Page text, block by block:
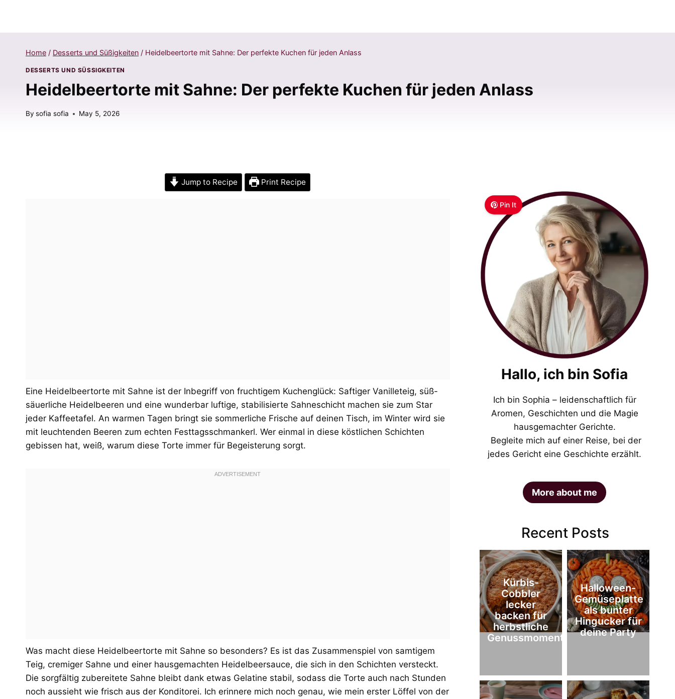
Home / Desserts und Süßigkeiten / Heidelbeertorte mit Sahne: Der perfekte Kuchen für jeden Anlass
DESSERTS UND SÜSSIGKEITEN
Heidelbeertorte mit Sahne: Der perfekte Kuchen für jeden Anlass
By sofia sofia May 5, 2026
Jump to Recipe Print Recipe
Eine Heidelbeertorte mit Sahne ist der Inbegriff von fruchtigem Kuchenglück: Saftiger Vanilleteig, süß-
säuerliche Heidelbeeren und eine wunderbar luftige, stabilisierte Sahneschicht machen sie zum Star
jeder Kaffeetafel. An warmen Tagen bringt sie sommerliche Frische auf deinen Tisch, im Winter wird sie
mit leuchtenden Beeren zum echten Festtagsschmankerl. Wer einmal in diese köstlichen Schichten
gebissen hat, weiß, warum diese Torte immer für Begeisterung sorgt.
Was macht diese Heidelbeertorte mit Sahne so besonders? Es ist das Zusammenspiel von samtigem
Teig, cremiger Sahne und einer hausgemachten Heidelbeersauce, die sich in den Schichten versteckt.
Die sorgfältig zubereitete Sahne bleibt dank etwas Gelatine stabil, sodass die Torte auch nach Stunden
noch aussieht wie frisch aus der Konditorei. Ich erinnere mich noch genau, wie mein erster Löffel von der
Pin It
Hallo, ich bin Sofia
Ich bin Sophia – leidenschaftlich für
Aromen, Geschichten und die Magie
hausgemachter Gerichte.
Begleite mich auf einer Reise, bei der
jedes Gericht eine Geschichte erzählt.
More about me
Recent Posts
Kürbis-
Cobbler
lecker
backen für
herbstliche
Genussmomente
Halloween-
Gemüseplatte
als bunter
Hingucker für
deine Party